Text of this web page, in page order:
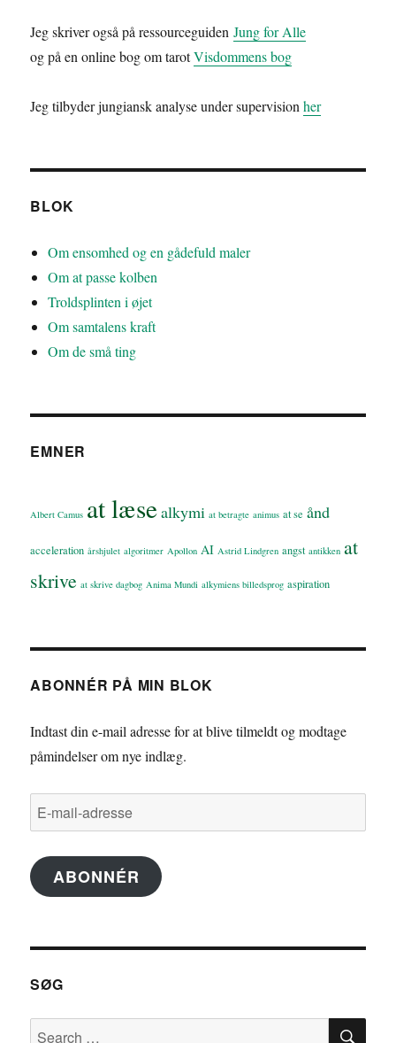
Jeg skriver også på ressourceguidenJung for Alle
og på en online bog om tarotVisdommens bog
Jeg tilbyder jungiansk analyse under supervisionher
BLOK
Om ensomhed og en gådefuld maler
Om at passe kolben
Troldsplinten i øjet
Om samtalens kraft
Om de små ting
EMNER
Albert Camus at læsealkymi at betragte animus at se ånd
acceleration årshjulet algoritmer Apollon AI Astrid Lindgren angst antikken at
skrive at skrive dagbog Anima Mundi alkymiens billedsprog aspiration
ABONNÉR PÅ MIN BLOK
Indtast din e-mail adresse for at blive tilmeldt og modtage
påmindelser om nye indlæg.
E-
mail-
adresse
ABONNÉR
SØG
Search